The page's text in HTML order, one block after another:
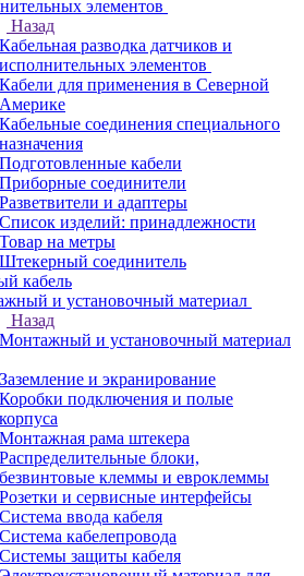
элементов
Назад
Кабельная разводка датчиков и
исполнительных элементов
Кабели для применения в Северной
Америке
Кабельные соединения специального
назначения
Подготовленные кабели
Приборные соединители
Разветвители и адаптеры
Список изделий: принадлежности
Товар на метры
Штекерный соединитель
кабель
и установочный материал
Назад
Монтажный и установочный материал
Заземление и экранирование
Коробки подключения и полые
корпуса
Монтажная рама штекера
Распределительные блоки,
безвинтовые клеммы и евроклеммы
Розетки и сервисные интерфейсы
Система ввода кабеля
Система кабелепровода
Системы защиты кабеля